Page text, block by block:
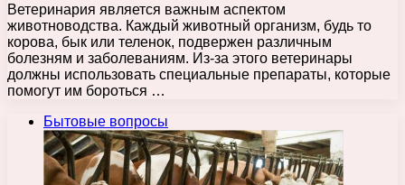
Ветеринария является важным аспектом
животноводства. Каждый животный организм, будь то
корова, бык или теленок, подвержен различным
болезням и заболеваниям. Из-за этого ветеринары
должны использовать специальные препараты, которые
помогут им бороться …
Бытовые вопросы